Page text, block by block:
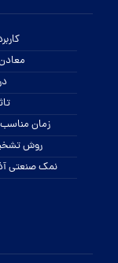
زمان
روش
نمک صنعتی